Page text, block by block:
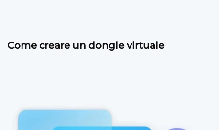
Come creare un dongle virtuale